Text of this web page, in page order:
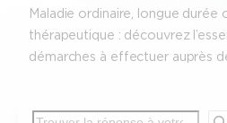
Maladie ordinaire, longue durée
thérapeutique : découvrez
démarches à effectuer auprès
Rechercher